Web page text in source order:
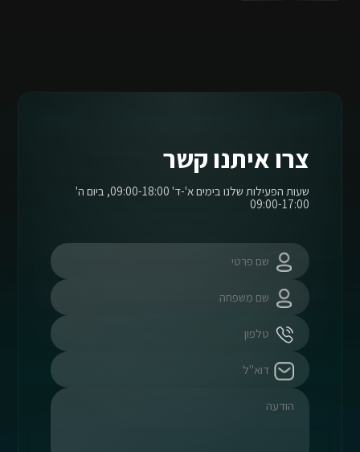
צרו איתנו קשר
שעות הפעילות שלנו בימים א'-ד' 09:00-18:00, ביום ה'
09:00-17:00